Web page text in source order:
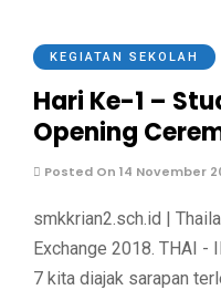
KEGIATAN SEKOLAH
Hari Ke-1 –
Opening
Posted On 14 November
smkkrian2.sch.id |
Exchange 2018. THAI -
7 kita diajak sarapan